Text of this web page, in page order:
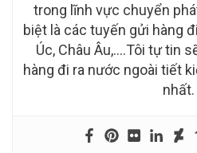
trong lĩnh vực chuyển
biệt là các tuyến gửi hàng
Úc, Châu Âu,….Tôi tự tin
hàng đi ra nước ngoài tiết
nhất.